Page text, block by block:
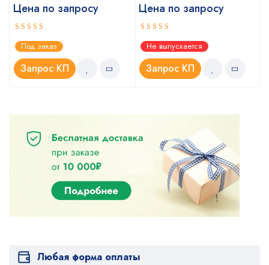
Цена по запросу
Оценка
5.00из 5
Под заказ
Запрос КП
Цена по запросу
Оценка
4.67из 5
Не выпускается
Запрос КП
Любая форма оплаты